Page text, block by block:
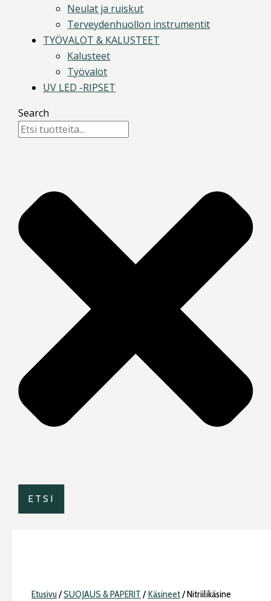
Etusivu/SUOJAUS & PAPERIT /Käsineet/ Nitriilikäsine
Neulat ja ruiskut
Terveydenhuollon instrumentit
TYÖVALOT & KALUSTEET
Kalusteet
Työvalot
UV LED -RIPSET
Search
ETSI